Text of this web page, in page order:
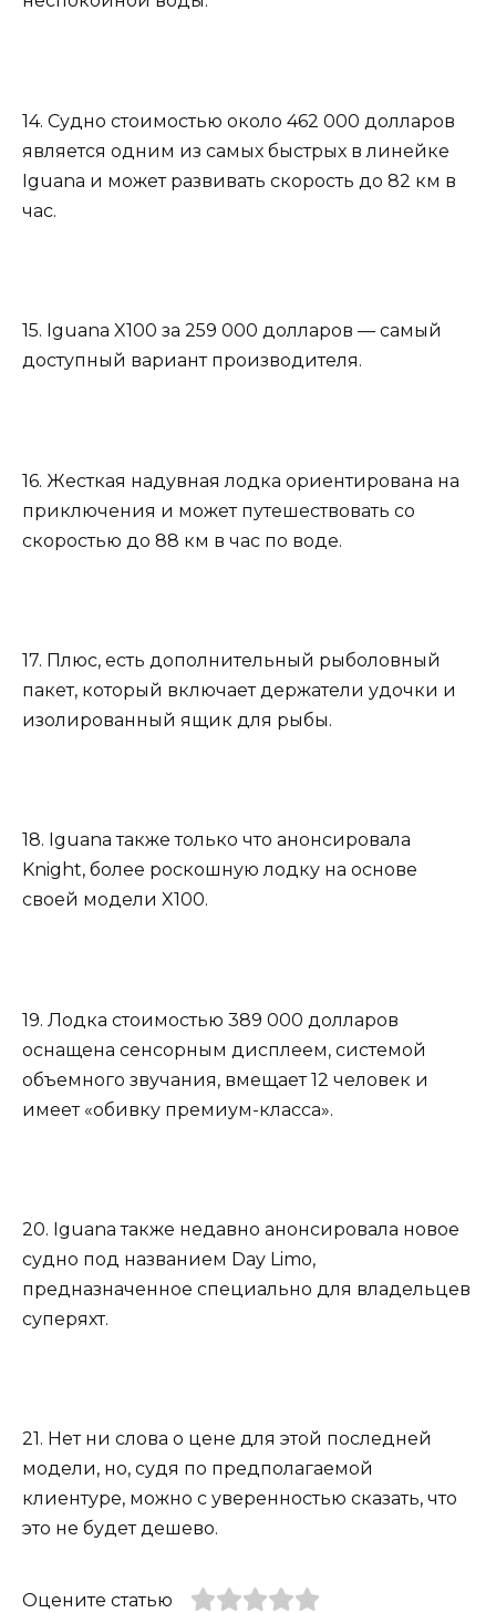
14. Судно стоимостью около 462 000 долларов
является одним из самых быстрых в линейке
Iguana и может развивать скорость до 82 км в
час.
15. Iguana X100 за 259 000 долларов — самый
доступный вариант производителя.
16. Жесткая надувная лодка ориентирована на
приключения и может путешествовать со
скоростью до 88 км в час по воде.
17. Плюс, есть дополнительный рыболовный
пакет, который включает держатели удочки и
изолированный ящик для рыбы.
18. Iguana также только что анонсировала
Knight, более роскошную лодку на основе
своей модели X100.
19. Лодка стоимостью 389 000 долларов
оснащена сенсорным дисплеем, системой
объемного звучания, вмещает 12 человек и
имеет «обивку премиум-класса».
20. Iguana также недавно анонсировала новое
судно под названием Day Limo,
предназначенное специально для владельцев
суперяхт.
21. Нет ни слова о цене для этой последней
модели, но, судя по предполагаемой
клиентуре, можно с уверенностью сказать, что
это не будет дешево.
Оцените статью